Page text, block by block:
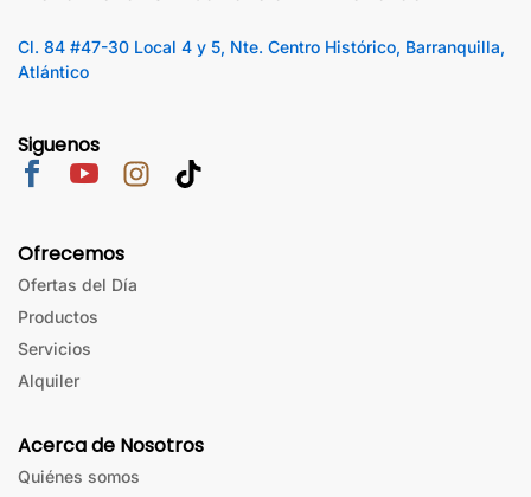
Cl. 84 #47-30 Local 4 y 5, Nte. Centro Histórico, Barranquilla,
Atlántico
Siguenos
Ofrecemos
Ofertas del Día
Productos
Servicios
Alquiler
Acerca de Nosotros
Quiénes somos